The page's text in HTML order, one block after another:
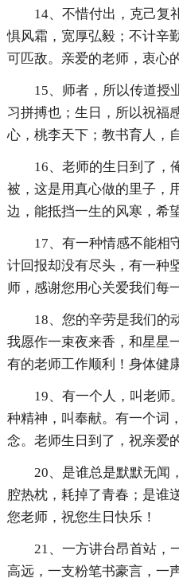
14、不惜付出，克己复
惧风霜，宽厚弘毅；不计辛
可匹敌。亲爱的老师，衷心
15、师者，所以传道授
习拼搏也；生日，所以祝福
心，桃李天下；教书育人，
16、老师的生日到了，
被，这是用真心做的里子，
边，能抵挡一生的风寒，希
17、有一种情感不能相
计回报却没有尽头，有一种
师，感谢您用心关爱我们每
18、您的辛劳是我们的
我愿作一束夜来香，和星星
有的老师工作顺利！身体健
19、有一个人，叫老师
种精神，叫奉献。有一个词
念。老师生日到了，祝亲爱
20、是谁总是默默无闻
腔热枕，耗掉了青春；是谁
您老师，祝您生日快乐！
21、一方讲台昂首站，
高远，一支粉笔书豪言，一